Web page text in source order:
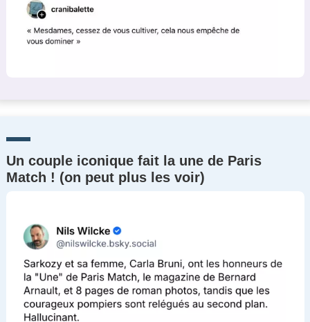
Un couple iconique fait la une de Paris
Match ! (on peut plus les voir)